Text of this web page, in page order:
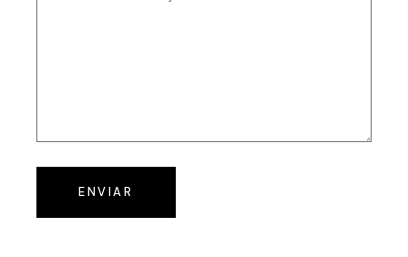
ENVIAR